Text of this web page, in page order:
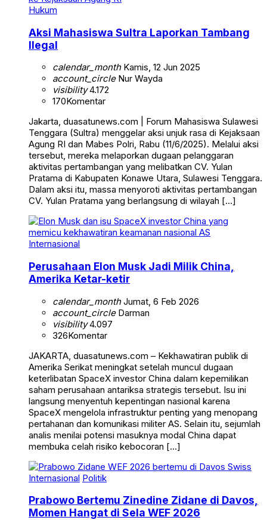
Hukum
Aksi Mahasiswa Sultra Laporkan Tambang
Ilegal
calendar_monthKamis, 12 Jun 2025
account_circleNur Wayda
visibility4.172
170Komentar
Jakarta, duasatunews.com | Forum Mahasiswa Sulawesi
Tenggara (Sultra) menggelar aksi unjuk rasa di Kejaksaan
Agung RI dan Mabes Polri, Rabu (11/6/2025). Melalui aksi
tersebut, mereka melaporkan dugaan pelanggaran
aktivitas pertambangan yang melibatkan CV. Yulan
Pratama di Kabupaten Konawe Utara, Sulawesi Tenggara.
Dalam aksi itu, massa menyoroti aktivitas pertambangan
CV. Yulan Pratama yang berlangsung di wilayah […]
Internasional
Perusahaan Elon Musk Jadi Milik China,
Amerika Ketar-ketir
calendar_monthJumat, 6 Feb 2026
account_circleDarman
visibility4.097
326Komentar
JAKARTA, duasatunews.com – Kekhawatiran publik di
Amerika Serikat meningkat setelah muncul dugaan
keterlibatan SpaceX investor China dalam kepemilikan
saham perusahaan antariksa strategis tersebut. Isu ini
langsung menyentuh kepentingan nasional karena
SpaceX mengelola infrastruktur penting yang menopang
pertahanan dan komunikasi militer AS. Selain itu, sejumlah
analis menilai potensi masuknya modal China dapat
membuka celah risiko kebocoran […]
Internasional Politik
Prabowo Bertemu Zinedine Zidane di Davos,
Momen Hangat di Sela WEF 2026